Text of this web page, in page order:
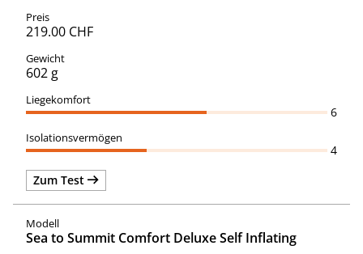
219.00 CHF
602 g
6
4
Zum Test
Sea to Summit Comfort Deluxe Self Inflating